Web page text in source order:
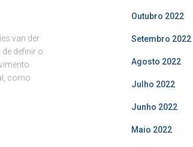
van der
definir o
como
Outubro 2022
Setembro 2022
Agosto 2022
Julho 2022
Junho 2022
Maio 2022